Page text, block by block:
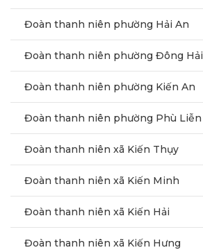
Đoàn thanh niên phường Hải An
Đoàn thanh niên phường Đông Hải
Đoàn thanh niên phường Kiến An
Đoàn thanh niên phường Phù Liễn
Đoàn thanh niên xã Kiến Thụy
Đoàn thanh niên xã Kiến Minh
Đoàn thanh niên xã Kiến Hải
Đoàn thanh niên xã Kiến Hưng